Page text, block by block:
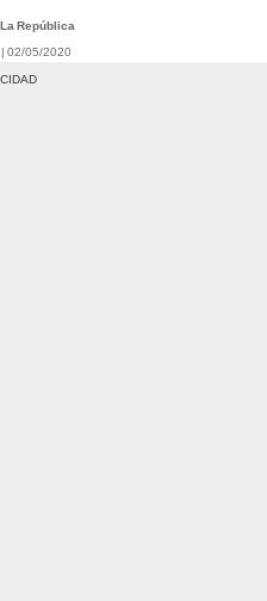
La República
02/05/2020